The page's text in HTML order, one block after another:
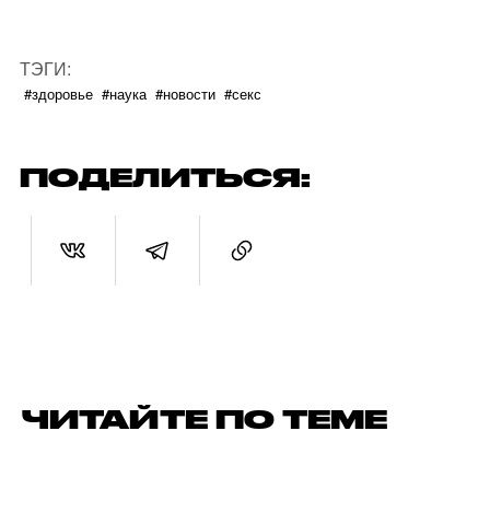
ТЭГИ:
#здоровье #наука #новости #секс
ПОДЕЛИТЬСЯ:
ЧИТАЙТЕ ПО ТЕМЕ